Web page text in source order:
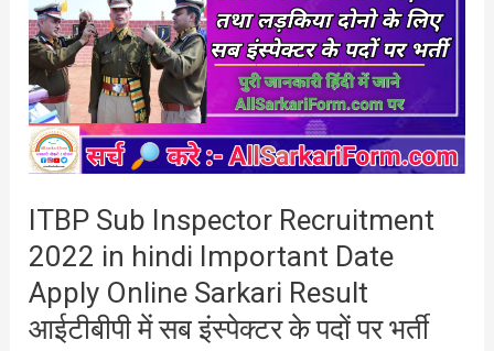
ITBP Sub Inspector Recruitment
2022 in hindi Important Date
Apply Online Sarkari Result
आईटीबीपी में सब इंस्पेक्टर के पदों पर भर्ती
Inspector
Recruitment
2022
in
hindi
Date
Apply
Online
Sarkari